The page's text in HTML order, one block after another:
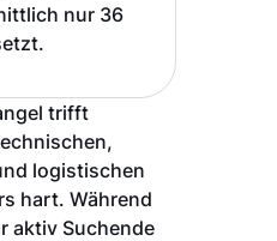
nur 36
trifft
logistischen
hart. Während
aktiv Suchende